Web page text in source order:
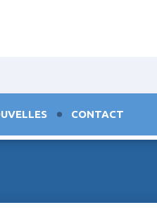
CONTACT